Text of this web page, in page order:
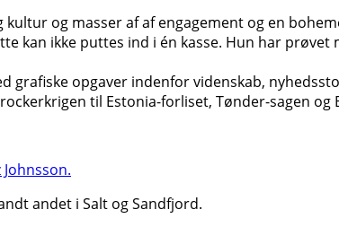
og masser af af engagement og en
kan ikke puttes ind i én kasse. Hun har
grafiske opgaver indenfor videnskab,
til Estonia-forliset, Tønder-sagen og
andet i Salt og Sandfjord.